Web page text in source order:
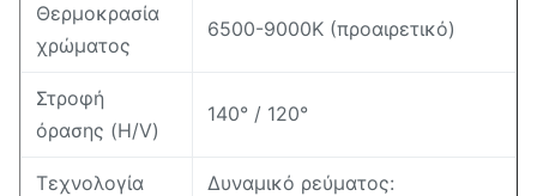
Θερμοκρασία
χρώματος
6500-9000K (προαιρετικό)
Στροφή
όρασης (H/V)
140° / 120°
Τεχνολογία Δυναμικό ρεύματος: